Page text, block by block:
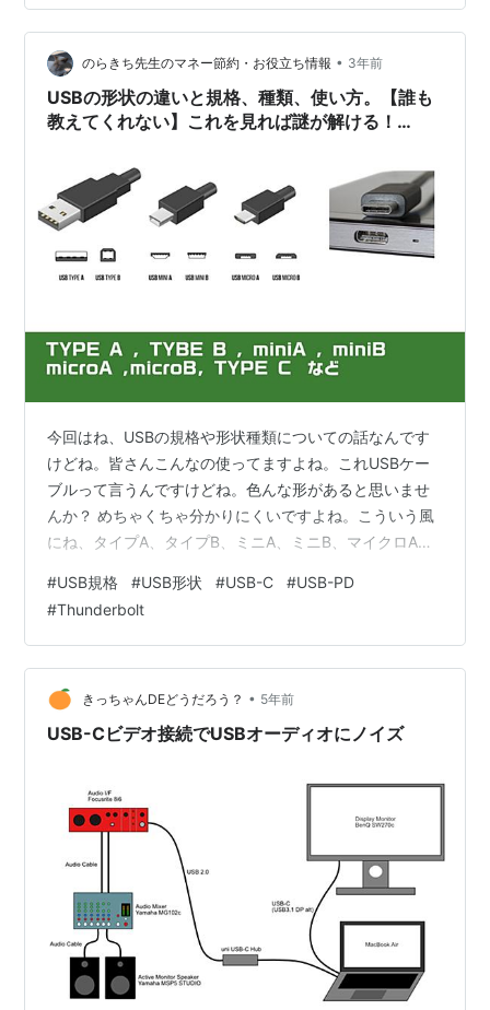
たのかというとまず値段。800円は安すぎ。さらにわけ
のわからんメーカーでは無くオウルテックというPCパー
ツなどでは昔から有名なメーカーであるという事。 そし
て一番の決め手だったのはPPS（Pr…
のらきち先生のマネー節約・お役立ち情報 • 3年前
USBの形状の違いと規格、種類、使い方。【誰も
教えてくれない】これを見れば謎が解ける！
今回はね、USBの規格や形状種類についての話なんです
けどね。皆さんこんなの使ってますよね。これUSBケー
ブルって言うんですけどね。色んな形があると思いませ
んか？ めちゃくちゃ分かりにくいですよね。こういう風
にね、タイプA、タイプB、ミニA、ミニB、マイクロA、
よね。 さらにややこしいのはね、iPhone使っている人、
ライトニングというのがあるんですけど、これはUSB規
格ではないんですよね。独自の規格なんですね。まあこ
ういう風にね色んなものがあってややこしい。そして
iPhoneもついにね、iPhone15以降はUSBCになったの
で、今後ライトニ…
#USB規格 #USB形状 #USB-C #USB-PD
#Thunderbolt
きっちゃんDEどうだろう？ • 5年前
USB-Cビデオ接続でUSBオーディオにノイズ